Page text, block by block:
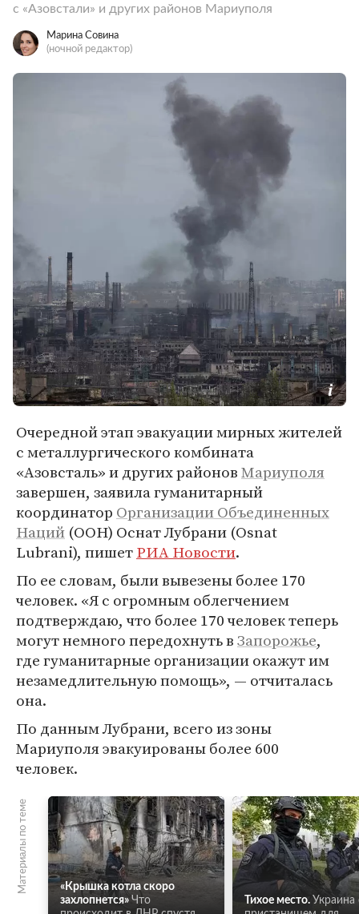
с «Азовстали» и других районов Мариуполя
Марина Совина
(ночной редактор)
Очередной этап эвакуации мирных жителей
с металлургического комбината
«Азовсталь» и других районовМариуполя
завершен, заявила гуманитарный
координатор Организации Объединенных
Наций (ООН) Оснат Лубрани (Osnat
Lubrani), пишетРИА Новости.
По ее словам, были вывезены более 170
человек. «Я с огромным облегчением
подтверждаю, что более 170 человек теперь
могут немного передохнуть вЗапорожье,
где гуманитарные организации окажут им
незамедлительную помощь», — отчиталась
она.
По данным Лубрани, всего из зоны
Мариуполя эвакуированы более 600
человек.
Материалы по теме
«Крышка котла скоро
захлопнется» Что
Тихое место. Украина